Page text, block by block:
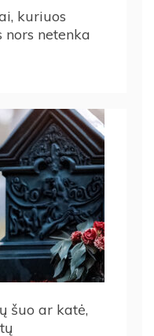
kuriuos
netenka
šuo ar katė,